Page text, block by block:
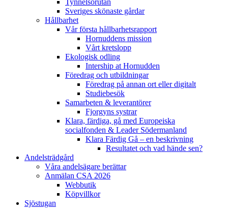
Tynnelsörutan
Sveriges skönaste gårdar
Hållbarhet
Vår första hållbarhetsrapport
Hornuddens mission
Vårt kretslopp
Ekologisk odling
Intership at Hornudden
Föredrag och utbildningar
Föredrag på annan ort eller digitalt
Studiebesök
Samarbeten & leverantörer
Fjorgyns systrar
Klara, färdiga, gå med Europeiska
socialfonden & Leader Södermanland
Klara Färdig Gå – en beskrivning
Resultatet och vad hände sen?
Andelsträdgård
Våra andelsägare berättar
Anmälan CSA 2026
Webbutik
Köpvillkor
Sjöstugan